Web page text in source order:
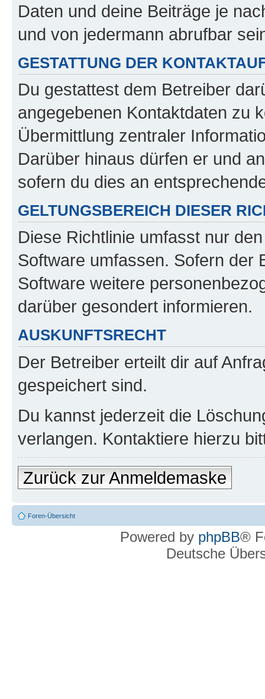
Daten und deine Beiträge je
und von jedermann abrufbar
GESTATTUNG DER
Du gestattest dem Betreiber
angegebenen Kontaktdaten zu
Übermittlung zentraler
Darüber hinaus dürfen er und
sofern du dies an
GELTUNGSBEREICH DIESER
Diese Richtlinie umfasst nur
Software umfassen. Sofern der
Software weitere
darüber gesondert informieren.
AUSKUNFTSRECHT
Der Betreiber erteilt dir auf
gespeichert sind.
Du kannst jederzeit die
verlangen. Kontaktiere hierzu
Zurück zur Anmeldemaske
Foren-Übersicht
Powered by phpBB®
Deutsche